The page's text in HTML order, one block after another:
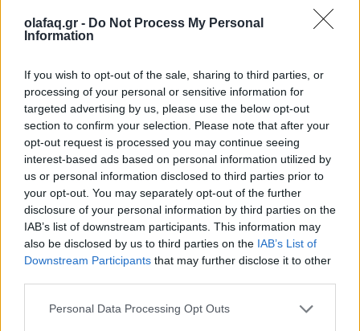
olafaq.gr - Do Not Process My Personal
Information
If you wish to opt-out of the sale, sharing to third parties, or
processing of your personal or sensitive information for
targeted advertising by us, please use the below opt-out
section to confirm your selection. Please note that after your
opt-out request is processed you may continue seeing
interest-based ads based on personal information utilized by
us or personal information disclosed to third parties prior to
your opt-out. You may separately opt-out of the further
disclosure of your personal information by third parties on the
IAB’s list of downstream participants. This information may
also be disclosed by us to third parties on the IAB’s List of
Downstream Participants that may further disclose it to other
Personal Data Processing Opt Outs
πράγμα που σημαίνει ότι μπορεί να σας κάνει να
ουρείτε πιο συχνά και να αυξήσει τον κίνδυνο
αφυδάτωσης. Αν και ένα φλιτζάνι καφέ μπορεί να
σας ανακουφίσει από τη δίψα,δεν αποτελεί την
ιδανική επιλογή για ενυδάτωση, ειδικά αν
καταναλώνετε μεγάλες ποσότητες.Το ίδιο ισχύει και
για τα αλκοολούχα ποτά. Αν και με το αλκοόλ
συνήθως συνοδεύεται νερό για να ανακουφίσει την
αφυδάτωση, η κατανάλωση αλκοόλ θα προκαλέσει
περισσότερο πρόβλημα αφυδάτωσης παρά
ανακούφιση.